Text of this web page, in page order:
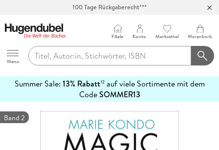
100 Tage Rückgaberecht***
Hugendubel
Menu
Filiale Konto Merkzettel Warenkorb
Summer Sale: 13% Rabatt12auf viele Sortimente mit dem
CodeSOMMER13
erfahren
Band 2